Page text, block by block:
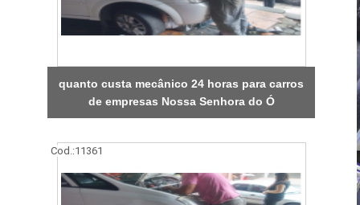
quanto custa mecânico 24 horas para carros
de empresas Nossa Senhora do Ó
Cod.:11361